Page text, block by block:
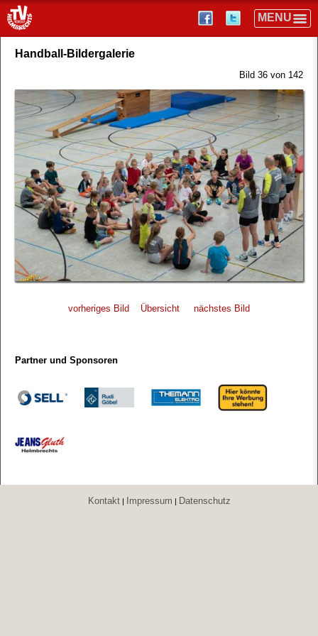
Handball-Bildergalerie
Bild 36 von 142
vorheriges Bild Übersicht nächstes Bild
Partner und Sponsoren
Kontakt| Impressum Datenschutz